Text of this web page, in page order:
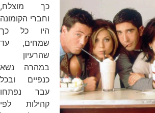
כך מוצלח,
וחברי הקומונה
היו כל כך
שמחים, עד
שהרעיון
במהרה נשא
כנפיים ובכל
עבר נפתחו
קהילות לפי